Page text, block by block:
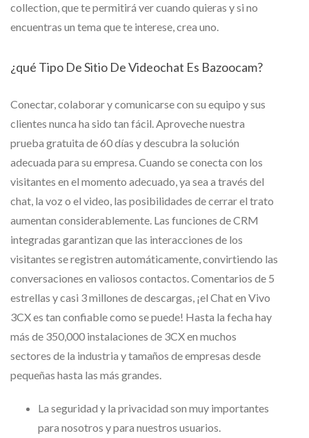
collection, que te permitirá ver cuando quieras y si no
encuentras un tema que te interese, crea uno.
¿qué Tipo De Sitio De Videochat Es Bazoocam?
Conectar, colaborar y comunicarse con su equipo y sus
clientes nunca ha sido tan fácil. Aproveche nuestra
prueba gratuita de 60 días y descubra la solución
adecuada para su empresa. Cuando se conecta con los
visitantes en el momento adecuado, ya sea a través del
chat, la voz o el video, las posibilidades de cerrar el trato
aumentan considerablemente. Las funciones de CRM
integradas garantizan que las interacciones de los
visitantes se registren automáticamente, convirtiendo las
conversaciones en valiosos contactos. Comentarios de 5
estrellas y casi 3 millones de descargas, ¡el Chat en Vivo
3CX es tan confiable como se puede! Hasta la fecha hay
más de 350,000 instalaciones de 3CX en muchos
sectores de la industria y tamaños de empresas desde
pequeñas hasta las más grandes.
La seguridad y la privacidad son muy importantes
para nosotros y para nuestros usuarios.